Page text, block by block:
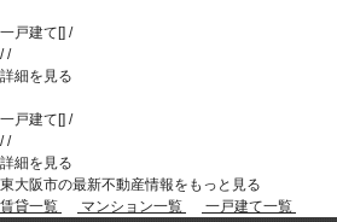
一戸建て [] /
//
詳細を見る
一戸建て [] /
//
詳細を見る
東大阪市の最新不動産情報をもっと見る
賃貸一覧
マンション一覧 一戸建て一覧